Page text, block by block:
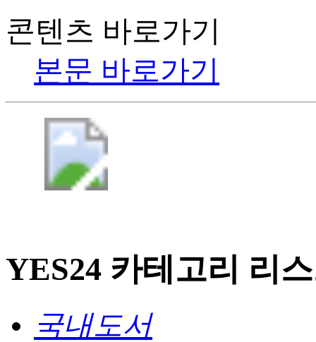
콘텐츠 바로가기
본문 바로가기
YES24 카테고리 리
국내도서